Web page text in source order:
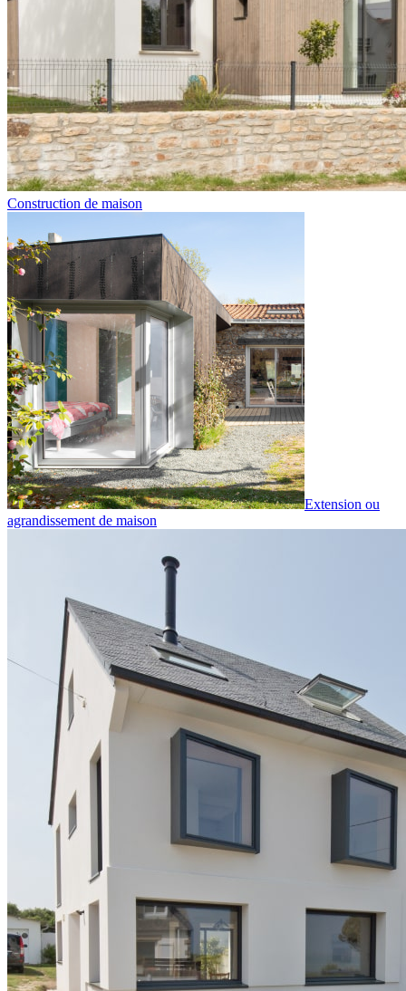
Construction de maison
Extension ou
agrandissement de maison